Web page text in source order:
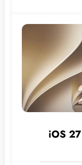
آخر التحديثات في تطبيقات iOS 27